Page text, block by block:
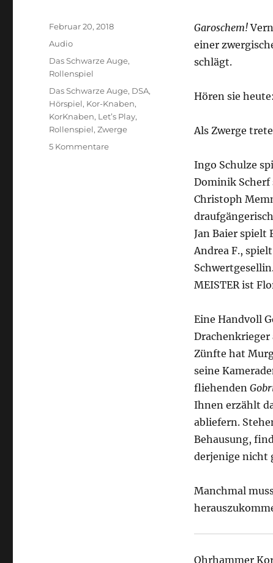
Garoschem!
einer
schlägt.
Hören sie
Als Zwerge
Ingo Schulze
Dominik Scherf
Christoph
Jan Baier spielt
Andrea F.,
MEISTER ist
Eine Handvoll
Drachenkrieger
Zünfte hat
seine
fliehenden
Ihnen erzählt
abliefern.
Behausung,
derjenige nicht
Manchmal
Ohrhammer
Veröffentlicht
Februar 20, 2018
Format
Audio
Kategorien
Das Schwarze Auge,
Rollenspiel
Schlagwörter
Das Schwarze Auge, DSA,
Hörspiel, Kor-Knaben,
KorKnaben, Let’s Play,
Rollenspiel,Zwerge
5 Kommentarezu